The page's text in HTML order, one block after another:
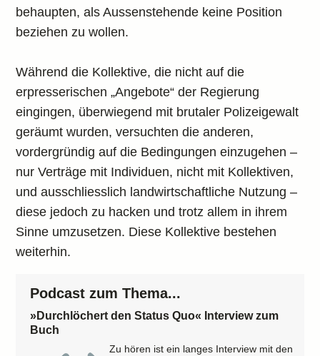
behaupten, als Aussenstehende keine Position
beziehen zu wollen.
Während die Kollektive, die nicht auf die
erpresserischen „Angebote“ der Regierung
eingingen, überwiegend mit brutaler Polizeigewalt
geräumt wurden, versuchten die anderen,
vordergründig auf die Bedingungen einzugehen –
nur Verträge mit Individuen, nicht mit Kollektiven,
und ausschliesslich landwirtschaftliche Nutzung –
diese jedoch zu hacken und trotz allem in ihrem
Sinne umzusetzen. Diese Kollektive bestehen
weiterhin.
Podcast zum Thema...
»Durchlöchert den Status Quo« Interview zum
Buch
Zu hören ist ein langes Interview mit den